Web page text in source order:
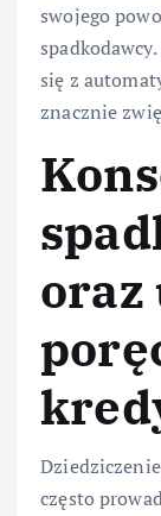
swojego
się z
znacznie
często